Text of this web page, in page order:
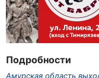
Подробности
Амурская область